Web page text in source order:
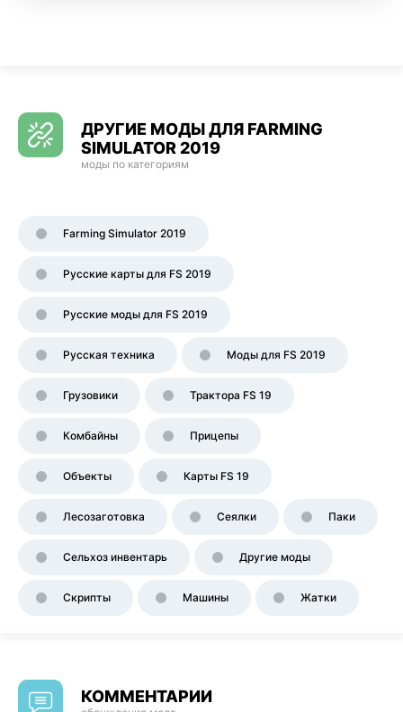
ДРУГИЕ МОДЫ ДЛЯ FARMING
SIMULATOR 2019
моды по категориям
Farming Simulator 2019
Русские карты для FS 2019
Русские моды для FS 2019
Русская техника Моды для FS 2019
Грузовики Трактора FS 19
Комбайны Прицепы
Объекты Карты FS 19
Лесозаготовка Сеялки Паки
Сельхоз инвентарь Другие моды
Скрипты Машины Жатки
КОММЕНТАРИИ